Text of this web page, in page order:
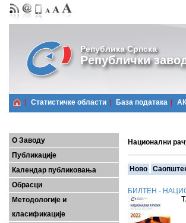
Република Српска
Републички
Статистичке области Базa података
О Заводу
Публикације
Календар публиковања
Обрасци
Методологије и
класификације
Национални
Ново
БИЛТЕН -